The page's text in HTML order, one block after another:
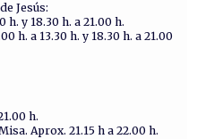
Jesús:
h. y 18.30 h. a 21.00 h.
h. a 13.30 h. y 18.30 h. a 21.00
h.
Aprox. 21.15 h a 22.00 h.